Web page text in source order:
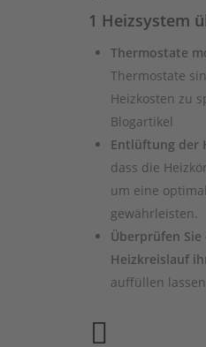
1 Heizsystem
Thermostate
Thermostate
Heizkosten zu
Blogartikel
Entlüftung der
dass die
um eine
gewährleisten.
Überprüfen
Heizkreislauf
auffüllen lassen